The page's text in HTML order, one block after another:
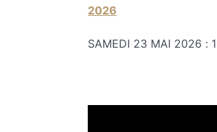
2026
SAMEDI 23 MAI 2026 :